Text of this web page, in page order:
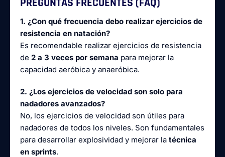
PREGUNTAS FRECUENTES (FAQ)
1. ¿Con qué frecuencia debo realizar ejercicios de
resistencia en natación?
Es recomendable realizar ejercicios de resistencia
de 2 a 3 veces por semana para mejorar la
capacidad aeróbica y anaeróbica.
2. ¿Los ejercicios de velocidad son solo para
nadadores avanzados?
No, los ejercicios de velocidad son útiles para
nadadores de todos los niveles. Son fundamentales
para desarrollar explosividad y mejorar la técnica
en sprints.